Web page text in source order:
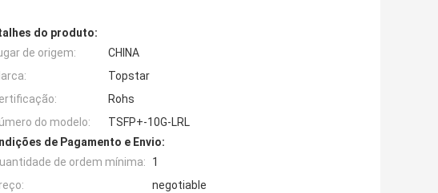
do produto:
de origem:
CHINA
Topstar
Rohs
do modelo:
TSFP+-10G-LRL
de Pagamento e Envio:
de ordem mínima:
1
negotiable